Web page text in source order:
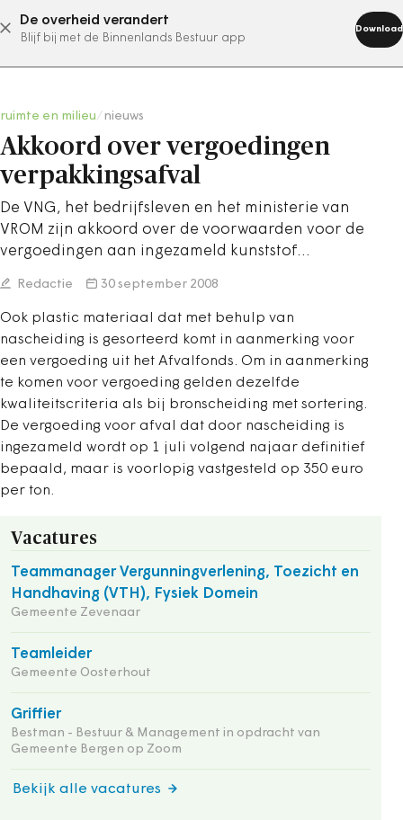
De overheid verandert
Blijf bij met de Binnenlands Bestuur app
Download
abonneer nu
ruimte en milieu nieuws
Akkoord over vergoedingen
verpakkingsafval
De VNG, het bedrijfsleven en het ministerie van
VROM zijn akkoord over de voorwaarden voor de
vergoedingen aan ingezameld kunststof…
Redactie 30 september 2008
Ook plastic materiaal dat met behulp van
nascheiding is gesorteerd komt in aanmerking voor
een vergoeding uit het Afvalfonds. Om in aanmerking
te komen voor vergoeding gelden dezelfde
kwaliteitscriteria als bij bronscheiding met sortering.
De vergoeding voor afval dat door nascheiding is
ingezameld wordt op 1 juli volgend najaar definitief
bepaald, maar is voorlopig vastgesteld op 350 euro
per ton.
Vacatures
Teammanager Vergunningverlening, Toezicht en
Handhaving (VTH), Fysiek Domein
Gemeente Zevenaar
Teamleider
Gemeente Oosterhout
Griffier
Bestman - Bestuur & Management in opdracht van
Gemeente Bergen op Zoom
Bekijk alle vacatures